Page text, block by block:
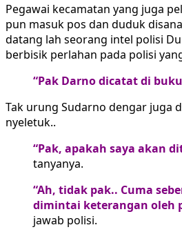
Pegawai kecamatan yang juga
pun masuk pos dan duduk
datang lah seorang intel polisi
berbisik perlahan pada polisi
“Pak Darno dicatat di
Tak urung Sudarno dengar juga
nyeletuk..
“Pak, apakah saya akan
tanyanya.
“Ah, tidak pak.. Cuma
dimintai keterangan oleh
jawab polisi.